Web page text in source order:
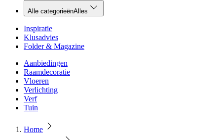
Alle categorieënAlles
Inspiratie
Klusadvies
Folder & Magazine
Aanbiedingen
Raamdecoratie
Vloeren
Verlichting
Verf
Tuin
Home